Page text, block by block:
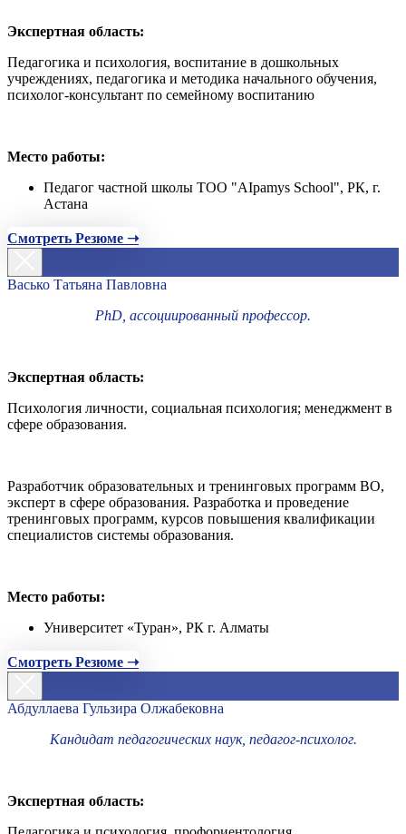
Экспертная область:
Педагогика и психология, воспитание в дошкольных
учреждениях, педагогика и методика начального обучения,
психолог-консультант по семейному воспитанию
Место работы:
Педагог частной школы ТОО "AIpamys School", РК, г.
Астана
Смотреть Резюме ➝
Васько Татьяна Павловна
PhD, ассоциированный профессор.
Экспертная область:
Психология личности, социальная психология; менеджмент в
сфере образования.
Разработчик образовательных и тренинговых программ ВО,
эксперт в сфере образования. Разработка и проведение
тренинговых программ, курсов повышения квалификации
специалистов системы образования.
Место работы:
Университет «Туран», РК г. Алматы
Смотреть Резюме ➝
Абдуллаева Гульзира Олжабековна
Кандидат педагогических наук, педагог-психолог.
Экспертная область: